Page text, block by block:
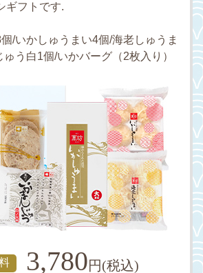
ギフトです.
/いかしゅうまい4個/海老しゅうま
う白1個/いかバーグ（2枚入り）
3,780円(税込)